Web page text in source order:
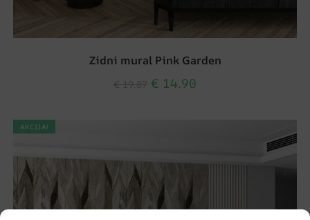
Zidni mural Pink Garden
€ 14.90
AKCIJA!